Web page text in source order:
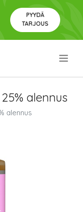
PYYDÄ
TARJOUS
alennus
alennus